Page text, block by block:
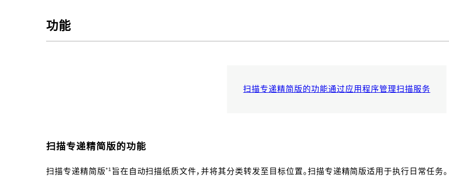
功能
扫描专递精简版的功能通过应用程序管理扫描服务
扫描专递精简版的功能
扫描专递精简版*1 旨在自动扫描纸质文件，并将其分类转发至目标位置。扫描专递精简版适用于执行日常任务。